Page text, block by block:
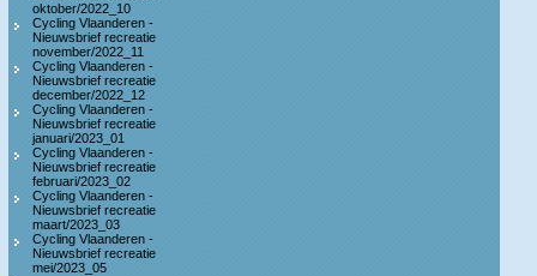
oktober/2022_10
Cycling Vlaanderen -
Nieuwsbrief recreatie
november/2022_11
Cycling Vlaanderen -
Nieuwsbrief recreatie
december/2022_12
Cycling Vlaanderen -
Nieuwsbrief recreatie
januari/2023_01
Cycling Vlaanderen -
Nieuwsbrief recreatie
februari/2023_02
Cycling Vlaanderen -
Nieuwsbrief recreatie
maart/2023_03
Cycling Vlaanderen -
Nieuwsbrief recreatie
mei/2023_05